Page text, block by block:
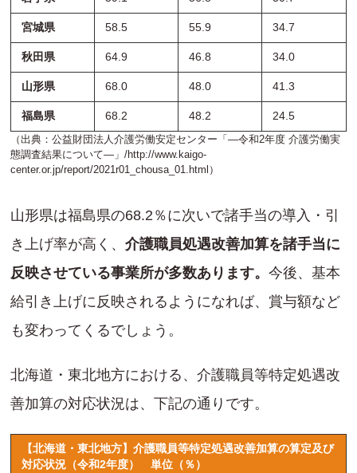
宮城県 58.5 55.9 34.7
秋田県 64.9 46.8 34.0
山形県 68.0 48.0 41.3
福島県 68.2 48.2
24.5
（出典：公益財団法人介護労働安定センター「―令和2年度 介護労働実
態調査結果について―」/http://www.kaigo-
center.or.jp/report/2021r01_chousa_01.html ）
山形県は福島県の68.2％に次いで諸手当の導入・引
き上げ率が高く、 介護職員処遇改善加算を諸手当に
反映させている事業所が多数あります。 今後、基本
給引き上げに反映されるようになれば、賞与額など
も変わってくるでしょう。
北海道・東北地方における、介護職員等特定処遇改
善加算の対応状況は、下記の通りです。
【北海道・東北地方】介護職員等特定処遇改善加算の算定及び
対応状況（令和2年度）
単位（％）